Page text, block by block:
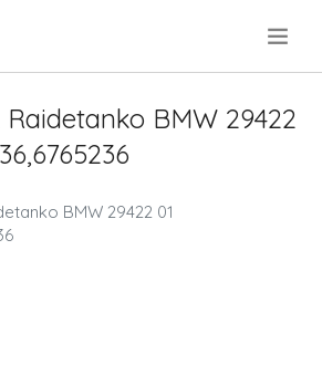
Raidetanko BMW 29422
BMW 29422 01